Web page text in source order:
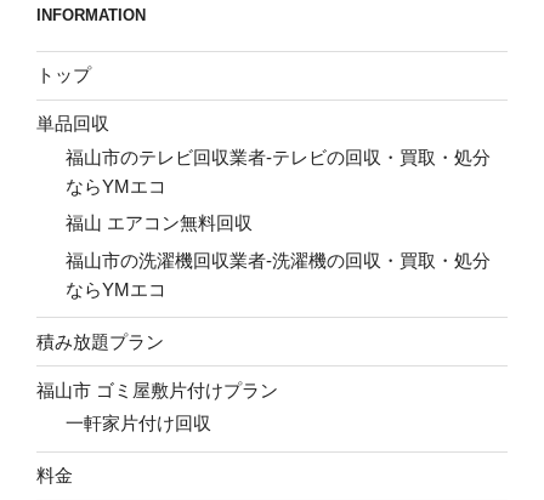
INFORMATION
トップ
単品回収
福山市のテレビ回収業者-テレビの回収・買取・処分
ならYMエコ
福山 エアコン無料回収
福山市の洗濯機回収業者-洗濯機の回収・買取・処分
ならYMエコ
積み放題プラン
福山市 ゴミ屋敷片付けプラン
一軒家片付け回収
料金